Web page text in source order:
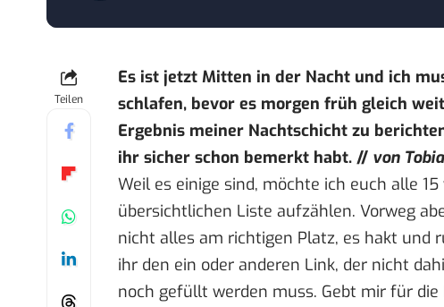
Teilen
Es ist jetzt Mitten in der Nacht und ich
schlafen, bevor es morgen früh gleich
Ergebnis meiner Nachtschicht zu
ihr sicher schon bemerkt habt. // von
Weil es einige sind, möchte ich euch alle
übersichtlichen Liste aufzählen. Vorweg
nicht alles am richtigen Platz, es hakt und
ihr den ein oder anderen Link, der nicht
noch gefüllt werden muss. Gebt mir für